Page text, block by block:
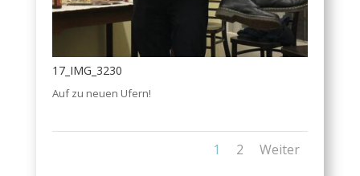
17_IMG_3230
Auf zu neuen Ufern!
1 2 Weiter